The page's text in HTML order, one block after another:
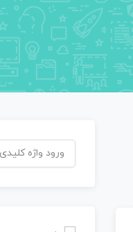
جستجو
برای: